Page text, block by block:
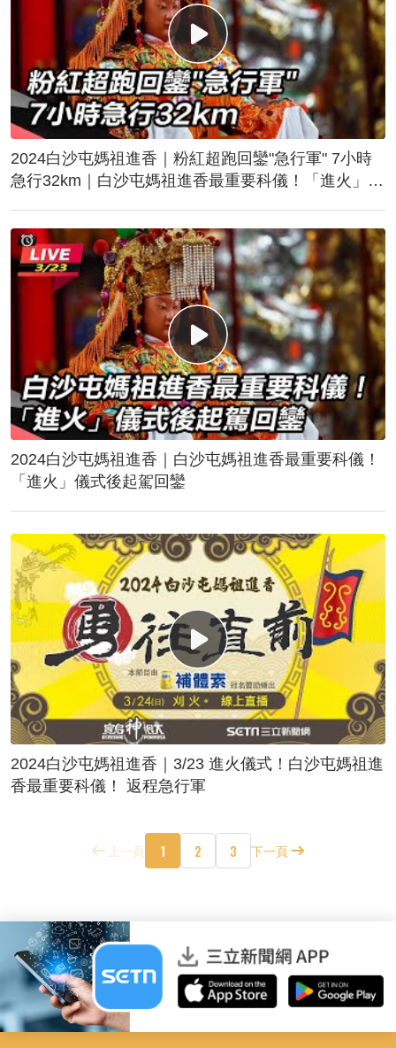
2024白沙屯媽祖進香｜粉紅超跑回鑾"急行軍" 7小時
急行32km｜白沙屯媽祖進香最重要科儀！「進火」儀
2024白沙屯媽祖進香｜白沙屯媽祖進香最重要科儀！
「進火」儀式後起駕回鑾
2024白沙屯媽祖進香｜3/23 進火儀式！白沙屯媽祖進
香最重要科儀！ 返程急行軍
上一頁 1 2 3 下一頁